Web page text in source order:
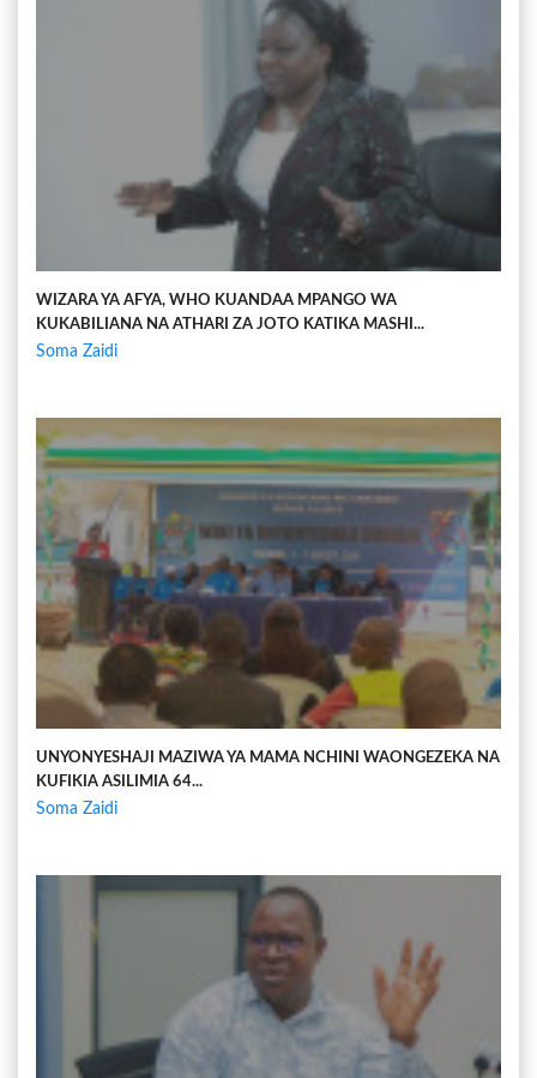
WIZARA YA AFYA, WHO KUANDAA MPANGO WA
KUKABILIANA NA ATHARI ZA JOTO KATIKA MASHI...
Soma Zaidi
UNYONYESHAJI MAZIWA YA MAMA NCHINI WAONGEZEKA NA
KUFIKIA ASILIMIA 64...
Soma Zaidi